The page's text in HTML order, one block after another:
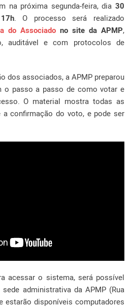
na próxima segunda-feira, dia 30
. O processo será realizado
do Associado no site da APMP,
auditável e com protocolos de
dos associados, a APMP preparou
o passo a passo de como votar e
O material mostra todas as
confirmação do voto, e pode ser
acessar o sistema, será possível
administrativa da APMP (Rua
estarão disponíveis computadores